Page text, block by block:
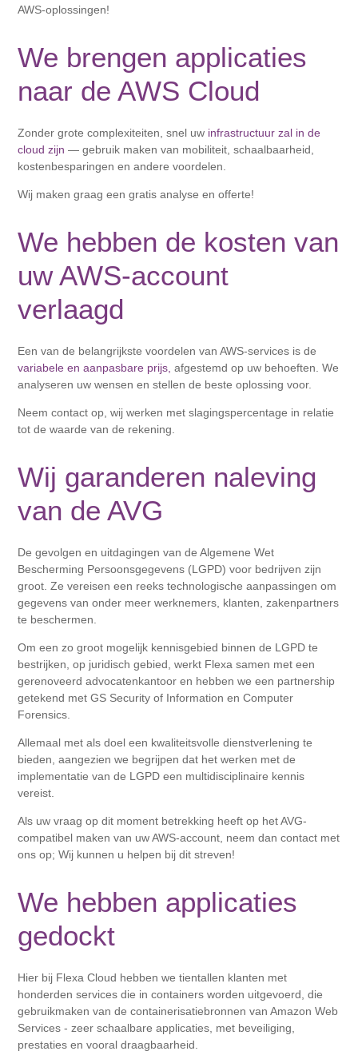
AWS-oplossingen!
We brengen applicaties
naar de AWS Cloud
Zonder grote complexiteiten, snel uw infrastructuur zal in de
cloud zijn — gebruik maken van mobiliteit, schaalbaarheid,
kostenbesparingen en andere voordelen.
Wij maken graag een gratis analyse en offerte!
We hebben de kosten van
uw AWS-account
verlaagd
Een van de belangrijkste voordelen van AWS-services is de
variabele en aanpasbare prijs, afgestemd op uw behoeften. We
analyseren uw wensen en stellen de beste oplossing voor.
Neem contact op, wij werken met slagingspercentage in relatie
tot de waarde van de rekening.
Wij garanderen naleving
van de AVG
De gevolgen en uitdagingen van de Algemene Wet
Bescherming Persoonsgegevens (LGPD) voor bedrijven zijn
groot. Ze vereisen een reeks technologische aanpassingen om
gegevens van onder meer werknemers, klanten, zakenpartners
te beschermen.
Om een ​​zo groot mogelijk kennisgebied binnen de LGPD te
bestrijken, op juridisch gebied, werkt Flexa samen met een
gerenoveerd advocatenkantoor en hebben we een partnership
getekend met GS Security of Information en Computer
Forensics.
Allemaal met als doel een kwaliteitsvolle dienstverlening te
bieden, aangezien we begrijpen dat het werken met de
implementatie van de LGPD een multidisciplinaire kennis
vereist.
Als uw vraag op dit moment betrekking heeft op het AVG-
compatibel maken van uw AWS-account, neem dan contact met
ons op; Wij kunnen u helpen bij dit streven!
We hebben applicaties
gedockt
Hier bij Flexa Cloud hebben we tientallen klanten met
honderden services die in containers worden uitgevoerd, die
gebruikmaken van de containerisatiebronnen van Amazon Web
Services - zeer schaalbare applicaties, met beveiliging,
prestaties en vooral draagbaarheid.